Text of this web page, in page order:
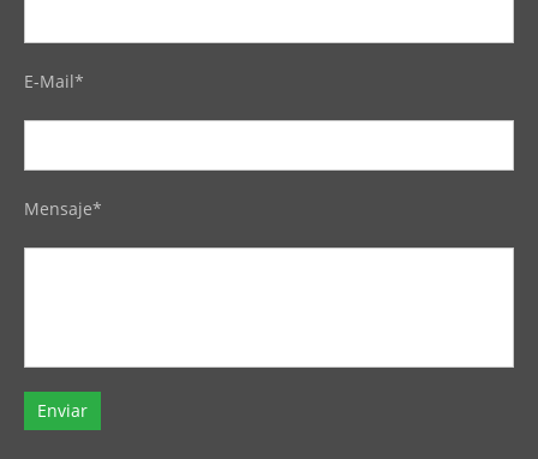
E-Mail*
Mensaje*